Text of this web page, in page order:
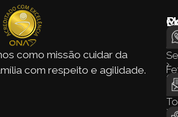
como missão cuidar da
com respeito e agilidade.
›
›
›